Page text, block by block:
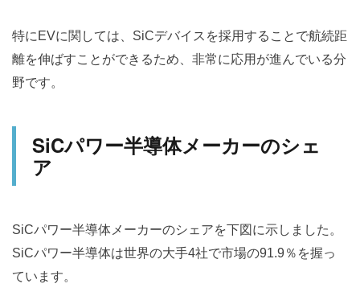
特にEVに関しては、SiCデバイスを採用することで航続距
離を伸ばすことができるため、非常に応用が進んでいる分
野です。
SiCパワー半導体メーカーのシェ
ア
SiCパワー半導体メーカーのシェアを下図に示しました。
SiCパワー半導体は世界の大手4社で市場の91.9％を握っ
ています。